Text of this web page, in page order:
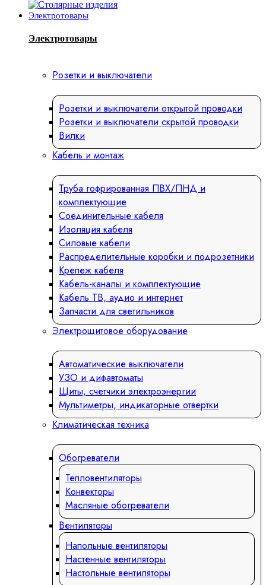
Электротовары
Электротовары
Розетки и выключатели
Розетки и выключатели открытой проводки
Розетки и выключатели скрытой проводки
Вилки
Кабель и монтаж
Труба гофрированная ПВХ/ПНД и
комплектующие
Соединительные кабеля
Изоляция кабеля
Силовые кабели
Распределительные коробки и подрозетники
Крепеж кабеля
Кабель-каналы и комплектующие
Кабель ТВ, аудио и интернет
Запчасти для светильников
Электрощитовое оборудование
Автоматические выключатели
УЗО и дифавтоматы
Щиты, счетчики электроэнергии
Мультиметры, индикаторные отвертки
Климатическая техника
Обогреватели
Тепловентиляторы
Конвекторы
Масляные обогреватели
Вентиляторы
Напольные вентиляторы
Настенные вентиляторы
Настольные вентиляторы